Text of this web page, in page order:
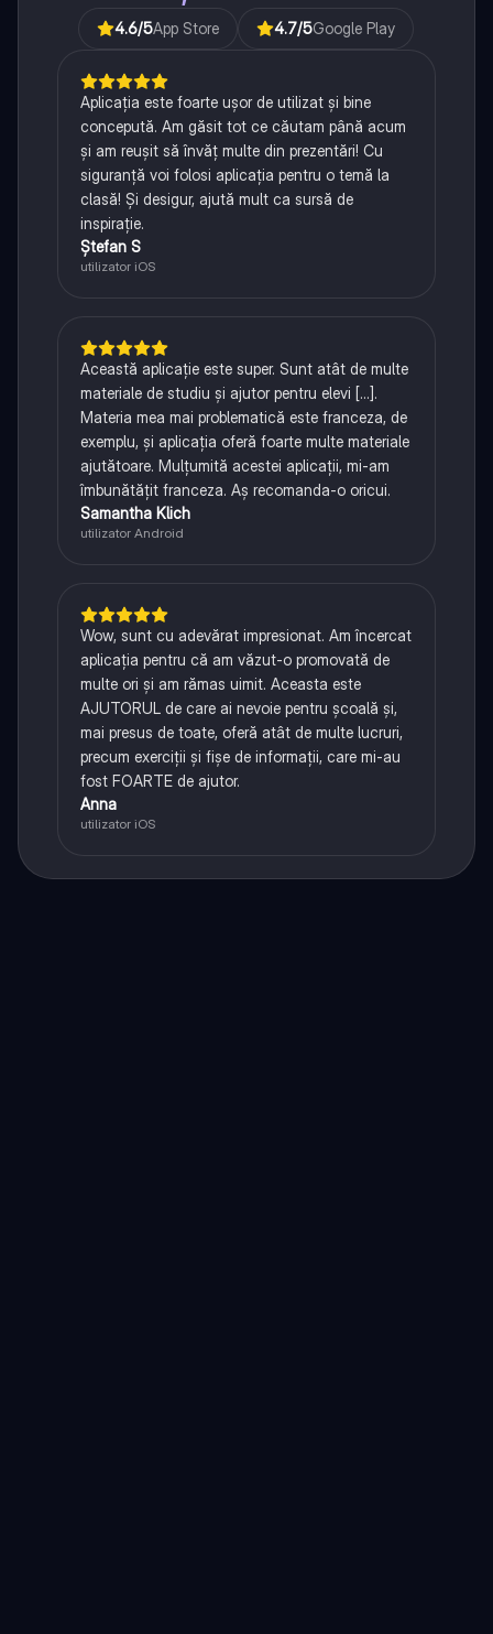
4.6/5App Store 4.7/5Google Play
Aplicația este foarte ușor de utilizat și bine
concepută. Am găsit tot ce căutam până acum
și am reușit să învăț multe din prezentări! Cu
siguranță voi folosi aplicația pentru o temă la
clasă! Și desigur, ajută mult ca sursă de
inspirație.
Ștefan S
utilizator iOS
Această aplicație este super. Sunt atât de multe
materiale de studiu și ajutor pentru elevi [...].
Materia mea mai problematică este franceza, de
exemplu, și aplicația oferă foarte multe materiale
ajutătoare. Mulțumită acestei aplicații, mi-am
îmbunătățit franceza. Aș recomanda-o oricui.
Samantha Klich
utilizator Android
Wow, sunt cu adevărat impresionat. Am încercat
aplicația pentru că am văzut-o promovată de
multe ori și am rămas uimit. Aceasta este
AJUTORUL de care ai nevoie pentru școală și,
mai presus de toate, oferă atât de multe lucruri,
precum exerciții și fișe de informații, care mi-au
fost FOARTE de ajutor.
Anna
utilizator iOS